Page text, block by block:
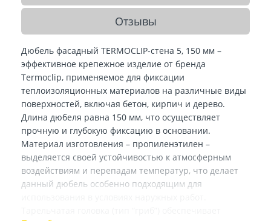
Отзывы
Дюбель фасадный TERMOCLIP-стена 5, 150 мм –
эффективное крепежное изделие от бренда
Termoclip, применяемое для фиксации
теплоизоляционных материалов на различные виды
поверхностей, включая бетон, кирпич и дерево.
Длина дюбеля равна 150 мм, что осуществляет
прочную и глубокую фиксацию в основании.
Материал изготовления – пропиленэтилен –
выделяется своей устойчивостью к атмосферным
воздействиям и перепадам температур, что делает
данный дюбель особенно подходящим для